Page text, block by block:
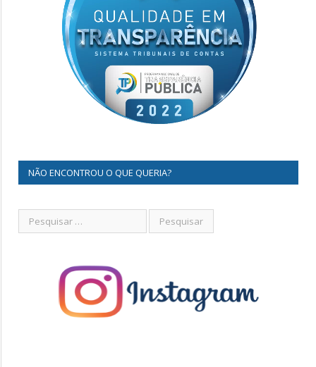
NÃO ENCONTROU O QUE QUERIA?